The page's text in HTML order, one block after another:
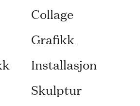
Collage
Grafikk
Installasjon
Skulptur